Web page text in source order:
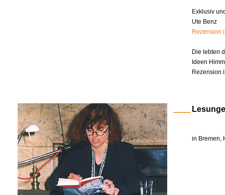
Exklusiv
Ute Benz
Rezension
Die lebten
Ideen
Rezension
in Bremen,